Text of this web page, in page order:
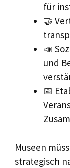
für
🤝
📣
und
📅
Museen
strategisch